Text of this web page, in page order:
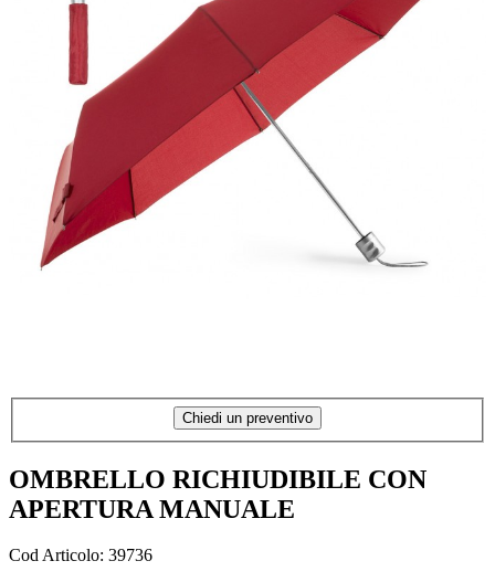
Chiedi un preventivo
OMBRELLO RICHIUDIBILE CON
APERTURA MANUALE
Cod Articolo: 39736